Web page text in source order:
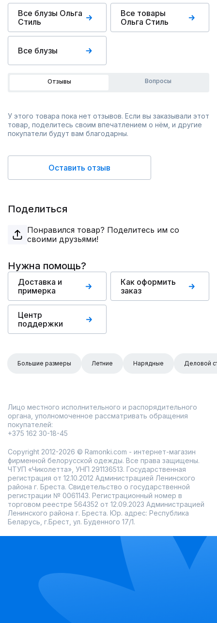
Все блузы Ольга
Стиль
Все товары
Ольга Стиль
Все блузы
Отзывы Вопросы
У этого товара пока нет отзывов. Если вы заказывали этот
товар, поделитесь своим впечатлением о нём, и другие
покупатели будут вам благодарны.
Оставить отзыв
Поделиться
Понравился товар? Поделитесь им со
своими друзьями!
Нужна помощь?
Доставка и
примерка
Как оформить
заказ
Центр
поддержки
Большие размеры Летние Нарядные Деловой
Лицо местного исполнительного и распорядительного
органа, уполномоченное рассматривать обращения
покупателей:
+375 162 30-18-45
Copyright 2012-2026 © Ramonki.com - интернет-магазин
фирменной белорусской одежды. Все права защищены.
ЧТУП «Чиколетта», УНП 291136513. Государственная
регистрация от 12.10.2012 Администрацией Ленинского
района г. Бреста. Свидетельство о государственной
регистрации № 0061143. Регистрационный номер в
торговом реестре 564352 от 12.09.2023 Администрацией
Ленинского района г. Бреста. Юр. адрес: Республика
Беларусь, г.Брест, ул. Буденного 17/1.